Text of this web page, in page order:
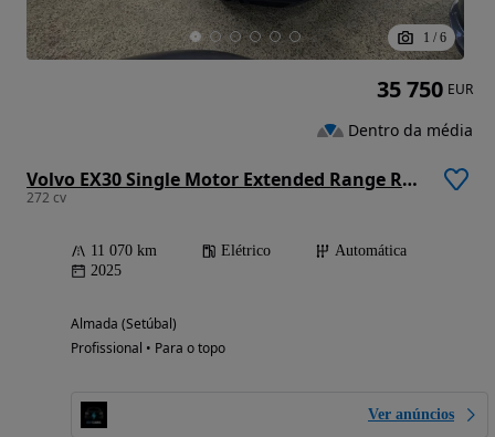
1 / 6
Volvo EX30 Single Motor Extended Range RWD Core
272 cv
11 070 km Elétrico
Automática
2025
Almada (Setúbal)
Profissional • Para o topo
Ver anúncios
35 750 EUR
Dentro da média